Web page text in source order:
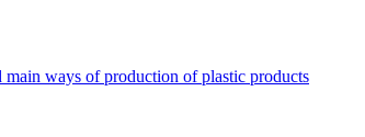
ways of production of plastic products